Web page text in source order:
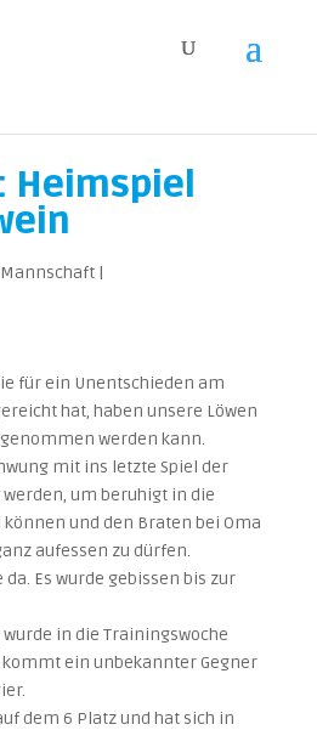
Heimspiel
|
für ein Unentschieden am
hat, haben unsere Löwen
werden kann.
mit ins letzte Spiel der
um beruhigt in die
und den Braten bei Oma
aufessen zu dürfen.
Es wurde gebissen bis zur
in die Trainingswoche
ein unbekannter Gegner
dem 6 Platz und hat sich in